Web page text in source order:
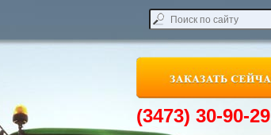
(3473) 30-90-29